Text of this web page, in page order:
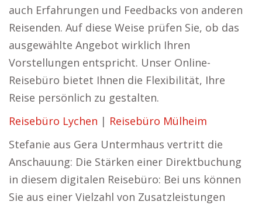
auch Erfahrungen und Feedbacks von anderen
Reisenden. Auf diese Weise prüfen Sie, ob das
ausgewählte Angebot wirklich Ihren
Vorstellungen entspricht. Unser Online-
Reisebüro bietet Ihnen die Flexibilität, Ihre
Reise persönlich zu gestalten.
Reisebüro Lychen | Reisebüro Mülheim
Stefanie aus Gera Untermhaus vertritt die
Anschauung: Die Stärken einer Direktbuchung
in diesem digitalen Reisebüro: Bei uns können
Sie aus einer Vielzahl von Zusatzleistungen